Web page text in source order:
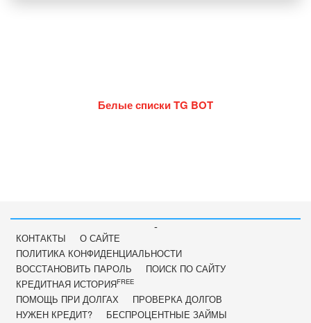
Белые списки TG BOT
-
КОНТАКТЫ
О САЙТЕ
ПОЛИТИКА КОНФИДЕНЦИАЛЬНОСТИ
ВОССТАНОВИТЬ ПАРОЛЬ
ПОИСК ПО САЙТУ
КРЕДИТНАЯ ИСТОРИЯFREE
ПОМОЩЬ ПРИ ДОЛГАХ
ПРОВЕРКА ДОЛГОВ
НУЖЕН КРЕДИТ?
БЕСПРОЦЕНТНЫЕ ЗАЙМЫ